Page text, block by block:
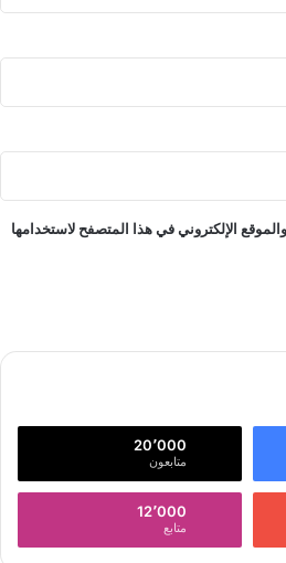
الإلكتروني في هذا المتصفح لاستخدامها
20٬000
متابعون
12٬000
متابع